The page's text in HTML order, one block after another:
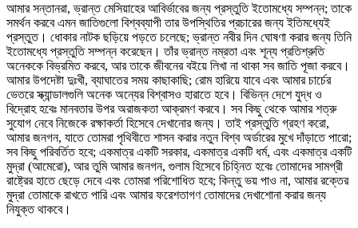
আমার সন্তানরা, ভ্রান্ত মেসিয়াহের আবির্ভাবের জন্য প্রস্তুতি ইতোমধ্যে সম্পন্ন; তাকে
সমর্থন করবে এমন জাতিগুলো বিশ্বব্যাপী তার উপস্থিতির প্রচারের জন্য ইতিমধ্যেই
প্রস্তুত। ধোকার নাটক ছড়িয়ে পড়তে চলেছে; ভ্রান্ত নবীর দিন ঘোষণা করার জন্য তিনি
ইতোমধ্যে প্রস্তুতি সম্পন্ন করেছেন। তাঁর ভ্রান্ত নম্রতা এবং শূন্য প্রতিশ্রুতি
অনেককে বিভ্রমিত করবে, আর তাকে জীবনের বইয়ে লিখা না থাকা সব জাতি পূজা করবে।
আমার উপদেষ্টা দুঃখী, ব্যাঘাতের সময় কাছাকাছি; রোম হারিয়ে যাবে এবং আমার চার্চের
ভেতরে স্ক্যান্ডালগুলি অনেক অন্যের বিশ্বাসও হারাতে হবে। বিভিন্ন দেশে যুদ্ধ ও
বিদ্রোহ হবেঃ মানবতার উপর অরাজকতা আক্রমণ করবে। সব কিছু থেকে আমার শত্রু
সুযোগ নেবে নিজেকে রক্ষাকর্তা হিসেবে দেখানোর জন্য। তাই প্রস্তুতি গ্রহণ করো,
আমার জনগন, যাতে তোমরা পৃথিবীতে শাসন করার নতুন বিশ্ব অর্ডারের মুখে দাঁড়াতে পারো;
সব কিছু পরিবর্তিত হবে; একমাত্র একটি সরকার, একমাত্র একটি ধর্ম, এবং একমাত্র একটি
মুদ্রা (আমেরো), আর তুমি আমার জনগন, গুলাম হিসেবে চিহ্নিত হবেঃ তোমাদের সামগ্রী
রাষ্ট্রের হাতে ছেড়ে দেবে এবং তোমরা পরিশোধিত হবে; কিন্তু ভয় পাও না, আমার রক্তের
মুদ্রা তোমাকে রাখতে পারি এবং আমার ফরেশতাগণ তোমাদের দেখাশোনা করার জন্য
নিযুক্ত থাকবে।